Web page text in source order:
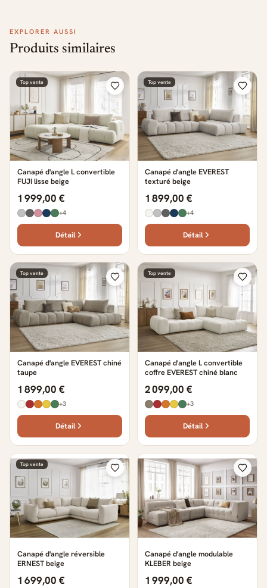
EXPLORER AUSSI
Produits similaires
Top vente
Canapé d'angle L convertible
FUJI lisse beige
1 999,00 €
+4
Détail
Top vente
Canapé d'angle EVEREST
texturé beige
1 899,00 €
+4
Détail
Top vente
Canapé d'angle EVEREST chiné
taupe
1 899,00 €
+3
Détail
Top vente
Canapé d'angle L convertible
coffre EVEREST chiné blanc
2 099,00 €
+3
Détail
Top vente
Canapé d'angle réversible
ERNEST beige
1 699,00 €
Canapé d'angle modulable
KLEBER beige
1 999,00 €